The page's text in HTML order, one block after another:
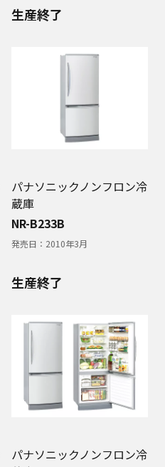
生産終了
パナソニックノンフロン冷
蔵庫
NR-B233B
発売日： 2010年3月
生産終了
パナソニックノンフロン冷